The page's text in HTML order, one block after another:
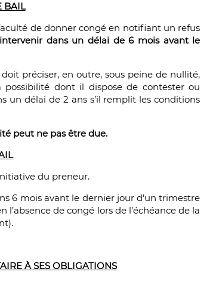
BAIL
de donner congé en notifiant un refus
dans un délai de 6 mois avant le
doit préciser, en outre, sous peine de nullité,
dont il dispose de contester ou
un délai de 2 ans s’il remplit les conditions
peut ne pas être due.
du preneur.
6 mois avant le dernier jour d’un trimestre
de congé lors de l’échéance de la
À SES OBLIGATIONS